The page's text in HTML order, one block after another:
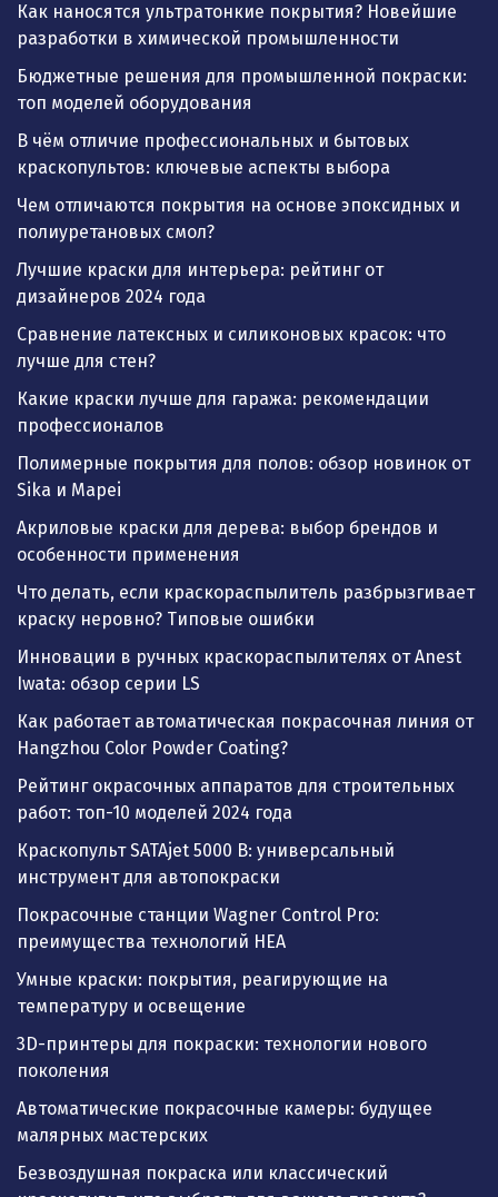
Как наносятся ультратонкие покрытия? Новейшие
разработки в химической промышленности
Бюджетные решения для промышленной покраски:
топ моделей оборудования
В чём отличие профессиональных и бытовых
краскопультов: ключевые аспекты выбора
Чем отличаются покрытия на основе эпоксидных и
полиуретановых смол?
Лучшие краски для интерьера: рейтинг от
дизайнеров 2024 года
Сравнение латексных и силиконовых красок: что
лучше для стен?
Какие краски лучше для гаража: рекомендации
профессионалов
Полимерные покрытия для полов: обзор новинок от
Sika и Mapei
Акриловые краски для дерева: выбор брендов и
особенности применения
Что делать, если краскораспылитель разбрызгивает
краску неровно? Типовые ошибки
Инновации в ручных краскораспылителях от Anest
Iwata: обзор серии LS
Как работает автоматическая покрасочная линия от
Hangzhou Color Powder Coating?
Рейтинг окрасочных аппаратов для строительных
работ: топ-10 моделей 2024 года
Краскопульт SATAjet 5000 B: универсальный
инструмент для автопокраски
Покрасочные станции Wagner Control Pro:
преимущества технологий HEA
Умные краски: покрытия, реагирующие на
температуру и освещение
3D-принтеры для покраски: технологии нового
поколения
Автоматические покрасочные камеры: будущее
малярных мастерских
Безвоздушная покраска или классический